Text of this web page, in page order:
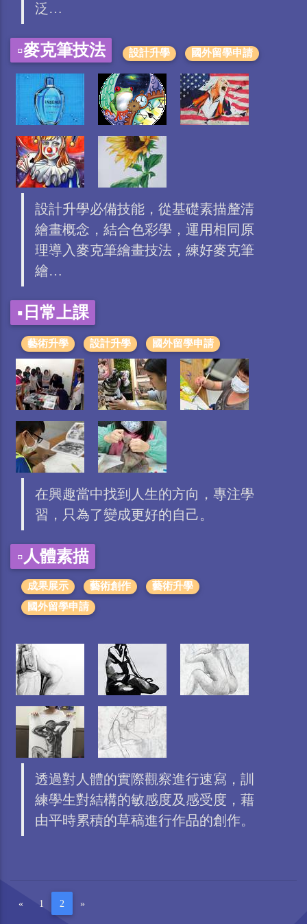
泛…
▫️麥克筆技法 設計升學 國外留學申請
設計升學必備技能，從基礎素描釐清
繪畫概念，結合色彩學，運用相同原
理導入麥克筆繪畫技法，練好麥克筆
繪…
▪️日常上課
藝術升學 設計升學 國外留學申請
在興趣當中找到人生的方向，專注學
習，只為了變成更好的自己。
▫️人體素描
成果展示 藝術創作
藝術升學
國外留學申請
透過對人體的實際觀察進行速寫，訓
練學生對結構的敏感度及感受度，藉
由平時累積的草稿進行作品的創作。
« 1 2 »